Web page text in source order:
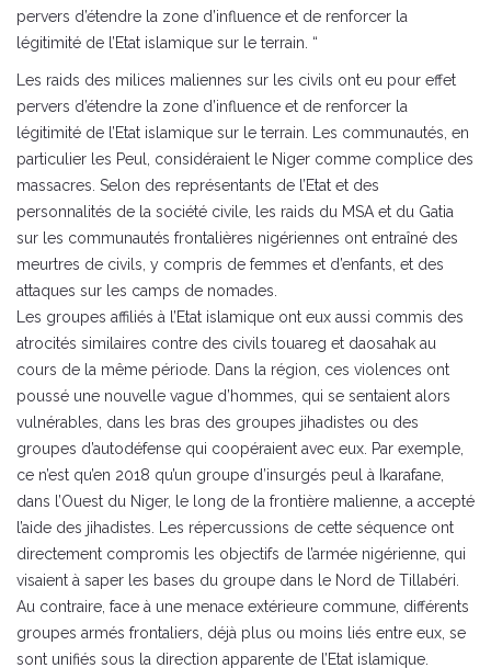
pervers d’étendre la zone d’influence et de renforcer la
légitimité de l’Etat islamique sur le terrain. “
Les raids des milices maliennes sur les civils ont eu pour effet
pervers d’étendre la zone d’influence et de renforcer la
légitimité de l’Etat islamique sur le terrain. Les communautés, en
particulier les Peul, considéraient le Niger comme complice des
massacres. Selon des représentants de l’Etat et des
personnalités de la société civile, les raids du MSA et du Gatia
sur les communautés frontalières nigériennes ont entraîné des
meurtres de civils, y compris de femmes et d’enfants, et des
attaques sur les camps de nomades.
Les groupes affiliés à l’Etat islamique ont eux aussi commis des
atrocités similaires contre des civils touareg et daosahak au
cours de la même période. Dans la région, ces violences ont
poussé une nouvelle vague d’hommes, qui se sentaient alors
vulnérables, dans les bras des groupes jihadistes ou des
groupes d’autodéfense qui coopéraient avec eux. Par exemple,
ce n’est qu’en 2018 qu’un groupe d’insurgés peul à Ikarafane,
dans l’Ouest du Niger, le long de la frontière malienne, a accepté
l’aide des jihadistes. Les répercussions de cette séquence ont
directement compromis les objectifs de l’armée nigérienne, qui
visaient à saper les bases du groupe dans le Nord de Tillabéri.
Au contraire, face à une menace extérieure commune, différents
groupes armés frontaliers, déjà plus ou moins liés entre eux, se
sont unifiés sous la direction apparente de l’Etat islamique.